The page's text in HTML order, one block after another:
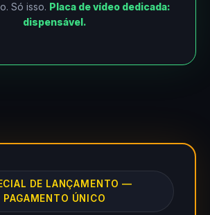
Só isso. Placa de vídeo dedicada:
dispensável.
DE LANÇAMENTO —
PAGAMENTO ÚNICO